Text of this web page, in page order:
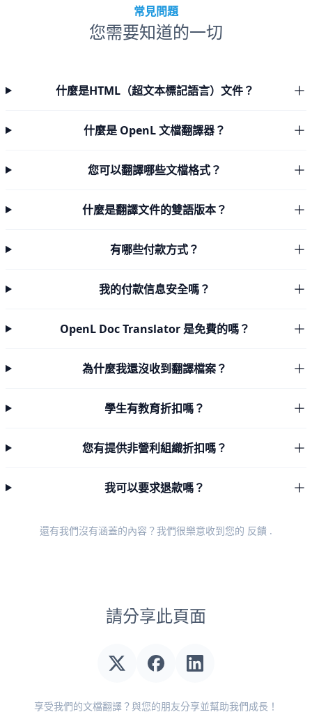
常見問題
您需要知道的一切
什麼是HTML（超文本標記語言）文件？
什麼是 OpenL 文檔翻譯器？
您可以翻譯哪些文檔格式？
什麼是翻譯文件的雙語版本？
有哪些付款方式？
我的付款信息安全嗎？
OpenL Doc Translator 是免費的嗎？
為什麼我還沒收到翻譯檔案？
學生有教育折扣嗎？
您有提供非營利組織折扣嗎？
我可以要求退款嗎？
還有我們沒有涵蓋的內容？我們很樂意收到您的 反饋 .
請分享此頁面
享受我們的文檔翻譯？與您的朋友分享並幫助我們成長！